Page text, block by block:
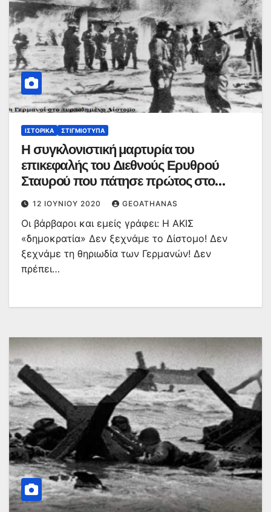
ΙΣΤΟΡΙΚΆ ΣΤΙΓΜΙΌΤΥΠΑ
Η συγκλονιστική μαρτυρία του
επικεφαλής του Διεθνούς Ερυθρού
Σταυρού που πάτησε πρώτος στο
Δίστομο
12 ΙΟΥΝΊΟΥ 2020 GEOATHANAS
Οι βάρβαροι και εμείς γράφει: Η ΑΚΙΣ
«δημοκρατία» Δεν ξεχνάμε το Δίστομο! Δεν
ξεχνάμε τη θηριωδία των Γερμανών! Δεν
πρέπει…